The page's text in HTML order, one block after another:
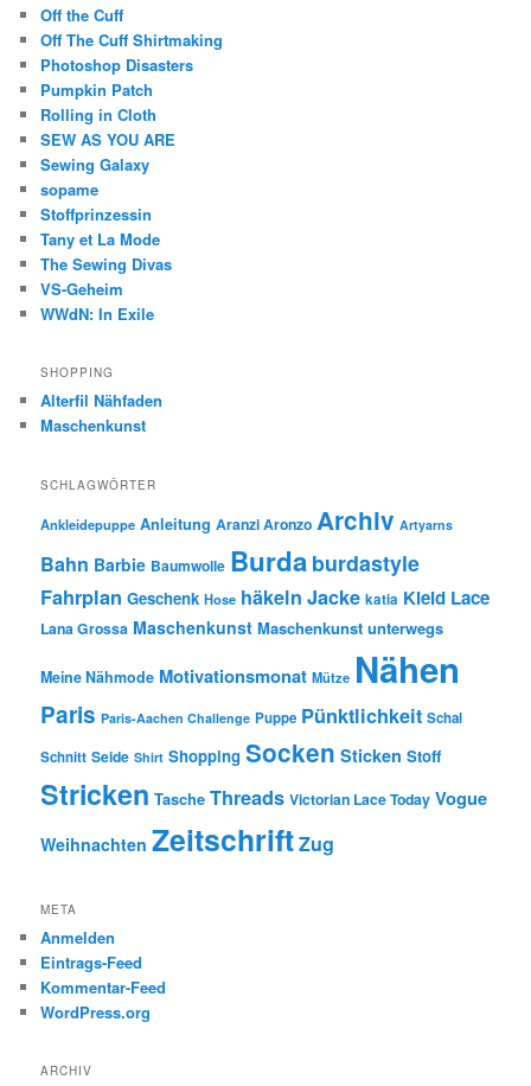
Off the Cuff
Off The Cuff Shirtmaking
Photoshop Disasters
Pumpkin Patch
Rolling in Cloth
SEW AS YOU ARE
Sewing Galaxy
sopame
Stoffprinzessin
Tany et La Mode
The Sewing Divas
VS-Geheim
WWdN: In Exile
SHOPPING
Alterfil Nähfaden
Maschenkunst
SCHLAGWÖRTER
Ankleidepuppe Anleitung Aranzi Aronzo Archiv Artyarns
Bahn Barbie Baumwolle Burda burdastyle
Fahrplan Geschenk Hose häkeln Jacke katia Kleid Lace
Lana Grossa Maschenkunst Maschenkunst unterwegs
Meine Nähmode Motivationsmonat Mütze Nähen
Paris Paris-Aachen Challenge Puppe Pünktlichkeit Schal
Schnitt Seide Shirt Shopping Socken Sticken Stoff
Stricken Tasche Threads Victorian Lace Today Vogue
Weihnachten ZeitschriftZug
META
Anmelden
Eintrags-Feed
Kommentar-Feed
WordPress.org
ARCHIV